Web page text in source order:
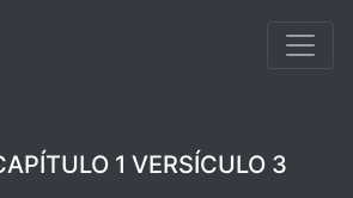
1 VERSÍCULO 3